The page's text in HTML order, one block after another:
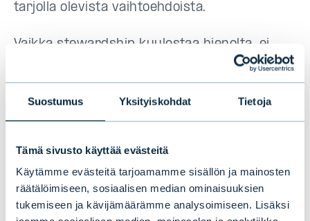
Suostumus Yksityiskohdat Tietoja
Tämä sivusto käyttää evästeitä
Käytämme evästeitä tarjoamamme sisällön ja mainosten
räätälöimiseen, sosiaalisen median ominaisuuksien
tukemiseen ja kävijämäärämme analysoimiseen. Lisäksi
tarjolla olevista vaihtoehdoista.
Vaikka stewardship kuulostaa hienolta, ei
muuttuvansa stewardship-organisaatioksi.
Syvällinen kulttuurinmuutos on usein
vuosikymmenien tie. Evlissä menneet
kokemukset ovat olleet syvä stewardship-